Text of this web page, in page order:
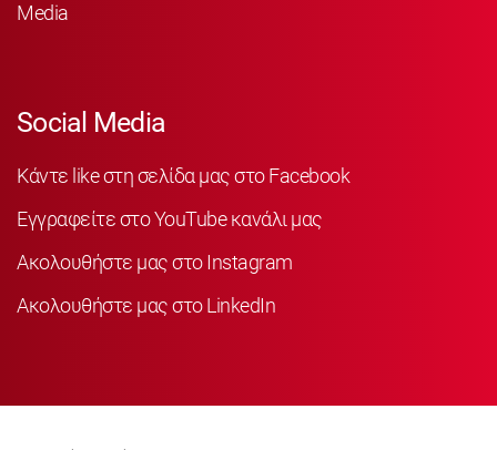
Media
Social Media
Κάντε like στη σελίδα μας στο Facebook
Εγγραφείτε στο YouTube κανάλι μας
Ακολουθήστε μας στο Instagram
Ακολουθήστε μας στο LinkedIn